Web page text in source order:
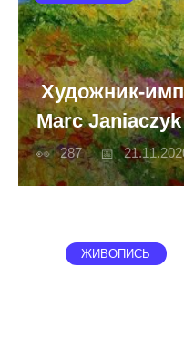
Художник-
Marc Janiaczyk
287
ЖИВОПИСЬ